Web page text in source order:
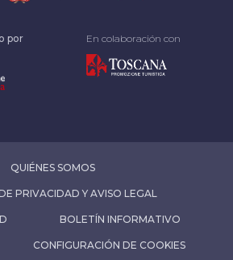
por En colaboración con
QUIÉNES SOMOS
PRIVACIDAD Y AVISO LEGAL
BOLETÍN INFORMATIVO
CONFIGURACIÓN DE COOKIES